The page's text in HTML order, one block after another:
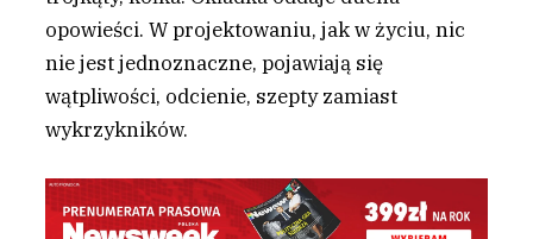
opowieści. W projektowaniu, jak w życiu, nic
nie jest jednoznaczne, pojawiają się
wątpliwości, odcienie, szepty zamiast
wykrzykników.